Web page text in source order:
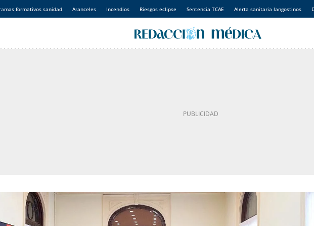
formativos sanidad Aranceles Incendios Riesgos eclipse Sentencia TCAE Alerta sanitaria langostinos